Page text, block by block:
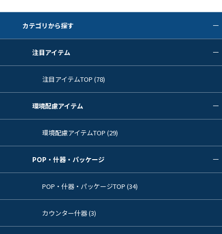
カテゴリから探す
注目アイテム
注目アイテムTOP (78)
環境配慮アイテム
環境配慮アイテムTOP (29)
POP・什器・パッケージ
POP・什器・パッケージTOP (34)
カウンター什器 (3)